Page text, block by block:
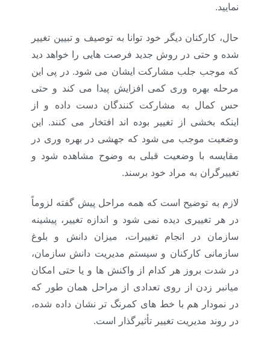
نمایید.
حال، کارکنان دیگر خود توانا به توصیف و تبیین تغییر
شده و حتی در روش جدید فرصت هایی را خواهد دید
که موجب جلب مشارکت ایشان می شود. در پی این
مرحله بهره وری کمی افزایش پیدا می کند و حتی
حس کمال به مشارکت کنندگان دست داده و از
اینکه بخشی از تغییر بوده اند افتخار می کنند. این
وضعیت موجب می شود که جهشی در بهره وری در
مقایسه با وضعیت قبلی به وضوح مشاهده شود و
تغییرگران به مراد خود برسند.
لازم به توضیح است که همه مراحل پیش گفته لزوماً
در هر تغییری دیده نمی شود و اندازه تغییر، پیشینه
سازمان در انجام تغییرات، میزان دانش و بلوغ
سازمانی کارکنان و سیستم مدیریت دانش سازمان،
در شدت بروز هر کدام از واکنش ها و یا حتی امکان
میانبر زدن از روی تعدادی از مراحل همان طور که
در نمودار هم با خط های کمرنگ تر نشان داده شده،
در روند مدیریت تغییر تأثیرگذار است.